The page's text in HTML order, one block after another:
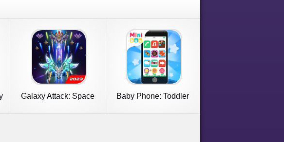
Galaxy Attack: Space
Baby Phone: Toddler